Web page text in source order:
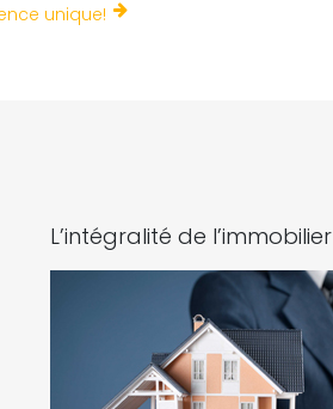
unique!
L’intégralité de l’immobilier